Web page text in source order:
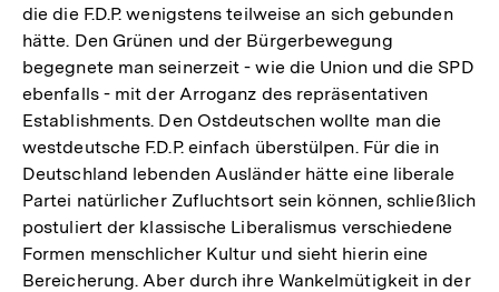
der
Fußnote
die die F.D.P. wenigstens teilweise an sich gebunden
hätte. Den Grünen und der Bürgerbewegung
begegnete man seinerzeit - wie die Union und die SPD
ebenfalls - mit der Arroganz des repräsentativen
Establishments. Den Ostdeutschen wollte man die
westdeutsche F.D.P. einfach überstülpen. Für die in
Deutschland lebenden Ausländer hätte eine liberale
Partei natürlicher Zufluchtsort sein können, schließlich
postuliert der klassische Liberalismus verschiedene
Formen menschlicher Kultur und sieht hierin eine
Bereicherung. Aber durch ihre Wankelmütigkeit in der